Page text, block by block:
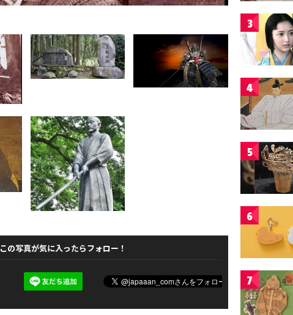
この写真が気に入ったらフォロー！
3
4
5
6
7